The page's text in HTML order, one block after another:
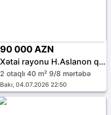
90 000 AZN
Xətai rayonu H.Aslanon qəs.
2 otaqlı 40 m² 9/8 mərtəbə
Bakı, 04.07.2026 22:50